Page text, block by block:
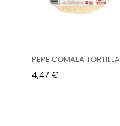
PEPE COMALA TORTILLA
MAÍZ...
Precio
4,47 €